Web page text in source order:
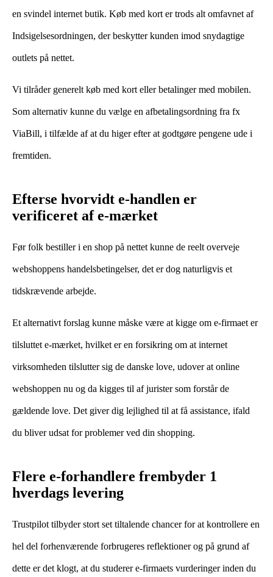
en svindel internet butik. Køb med kort er trods alt omfavnet af
Indsigelsesordningen, der beskytter kunden imod snydagtige
outlets på nettet.
Vi tilråder generelt køb med kort eller betalinger med mobilen.
Som alternativ kunne du vælge en afbetalingsordning fra fx
ViaBill, i tilfælde af at du higer efter at godtgøre pengene ude i
fremtiden.
Efterse hvorvidt e-handlen er
verificeret af e-mærket
Før folk bestiller i en shop på nettet kunne de reelt overveje
webshoppens handelsbetingelser, det er dog naturligvis et
tidskrævende arbejde.
Et alternativt forslag kunne måske være at kigge om e-firmaet er
tilsluttet e-mærket, hvilket er en forsikring om at internet
virksomheden tilslutter sig de danske love, udover at online
webshoppen nu og da kigges til af jurister som forstår de
gældende love. Det giver dig lejlighed til at få assistance, ifald
du bliver udsat for problemer ved din shopping.
Flere e-forhandlere frembyder 1
hverdags levering
Trustpilot tilbyder stort set tiltalende chancer for at kontrollere en
hel del forhenværende forbrugeres reflektioner og på grund af
dette er det klogt, at du studerer e-firmaets vurderinger inden du